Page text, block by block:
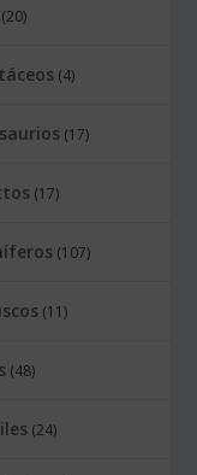
(20)
(4)
(17)
(17)
(107)
(11)
(48)
(24)